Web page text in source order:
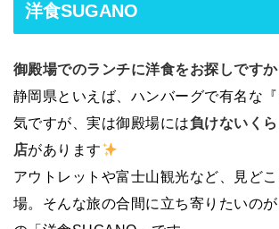
洋食SUGANO
御殿場でのランチに洋食をお探しですか
静岡県といえば、ハンバーグで有名な
気ですが、実は御殿場には負けないく
店があります
アウトレットや富士山観光など、見ど
場。そんな旅の合間に立ち寄りたいの